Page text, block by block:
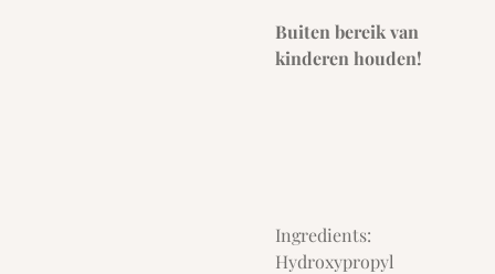
Buiten bereik van
kinderen houden!
Ingredients:
Hydroxypropyl